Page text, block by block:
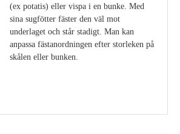
(ex potatis) eller vispa i en bunke. Med
sina sugfötter fäster den väl mot
underlaget och står stadigt. Man kan
anpassa fästanordningen efter storleken på
skålen eller bunken.